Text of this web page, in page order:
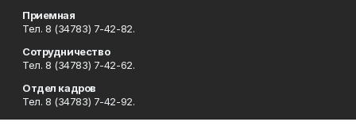
Приемная
Тел. 8 (34783) 7-42-82.
Сотрудничество
Тел. 8 (34783) 7-42-62.
Отдел кадров
Тел. 8 (34783) 7-42-92.